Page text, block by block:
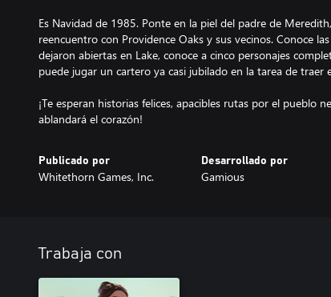
Es Navidad de 1985. Ponte en la piel del padre de
reencuentro con Providence Oaks y sus vecinos. Conoce
dejaron abiertas en Lake, conoce a cinco personajes
puede jugar un cartero ya casi jubilado en la tarea de traer
¡Te esperan historias felices, apacibles rutas por el pueblo
ablandará el corazón!
Publicado por
Whitethorn Games, Inc.
Desarrollado por
Gamious
Trabaja con